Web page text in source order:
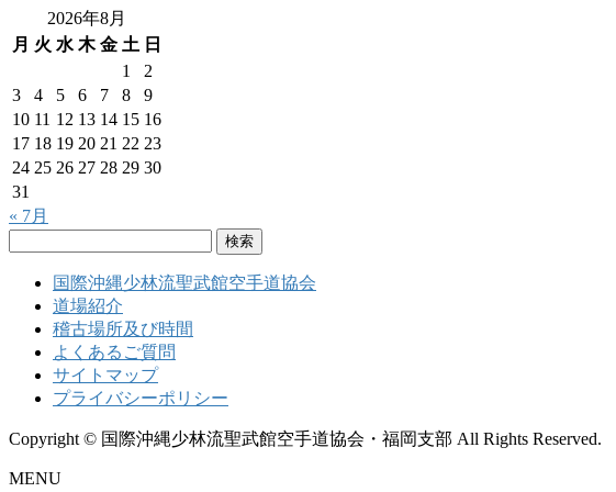
2026年8月
月 火 水 木 金 土 日
1
2
3
4 5 6 7 8
9
10 11 12 13 14 15 16
17 18 19 20 21 22 23
24 25 26 27 28 29 30
31
« 7月
国際沖縄少林流聖武館空手道協会
道場紹介
稽古場所及び時間
よくあるご質問
サイトマップ
プライバシーポリシー
Copyright © 国際沖縄少林流聖武館空手道協会・福岡支部 All Rights Reserved.
MENU